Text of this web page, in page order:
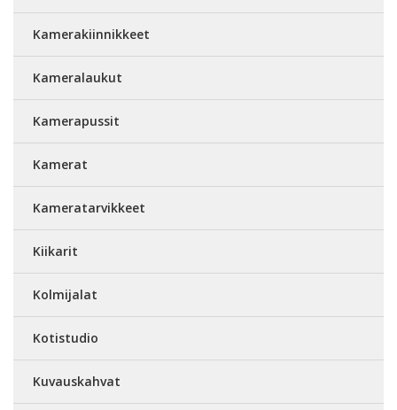
Kamerakiinnikkeet
Kameralaukut
Kamerapussit
Kamerat
Kameratarvikkeet
Kiikarit
Kolmijalat
Kotistudio
Kuvauskahvat